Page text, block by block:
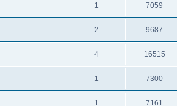
1 7059
2 9687
4 16515
1 7300
1 7161